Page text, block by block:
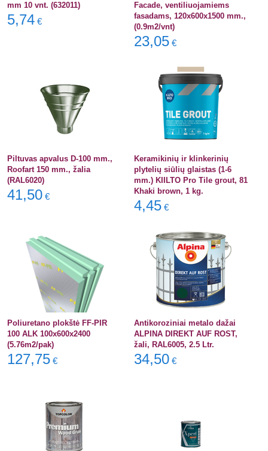
mm 10 vnt. (632011)
5,74 €
Facade, ventiliuojamiems
fasadams, 120x600x1500 mm.,
(0.9m2/vnt)
23,05 €
Piltuvas apvalus D-100 mm.,
Roofart 150 mm., žalia
(RAL6020)
41,50 €
Keramikinių ir klinkerinių
plytelių siūlių glaistas (1-6
mm.) KIILTO Pro Tile grout, 81
Khaki brown, 1 kg.
4,45 €
Poliuretano plokštė FF-PIR
100 ALK 100x600x2400
(5.76m2/pak)
127,75 €
Antikoroziniai metalo dažai
ALPINA DIREKT AUF ROST,
žali, RAL6005, 2.5 Ltr.
34,50 €